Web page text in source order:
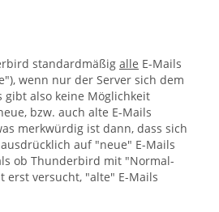
standardmäßig alle E-Mails
wenn nur der Server sich dem
gibt also keine Möglichkeit
bzw. auch alte E-Mails
merkwürdig ist dann, dass sich
auf "neue" E-Mails
ob Thunderbird mit "Normal-
erst versucht, "alte" E-Mails